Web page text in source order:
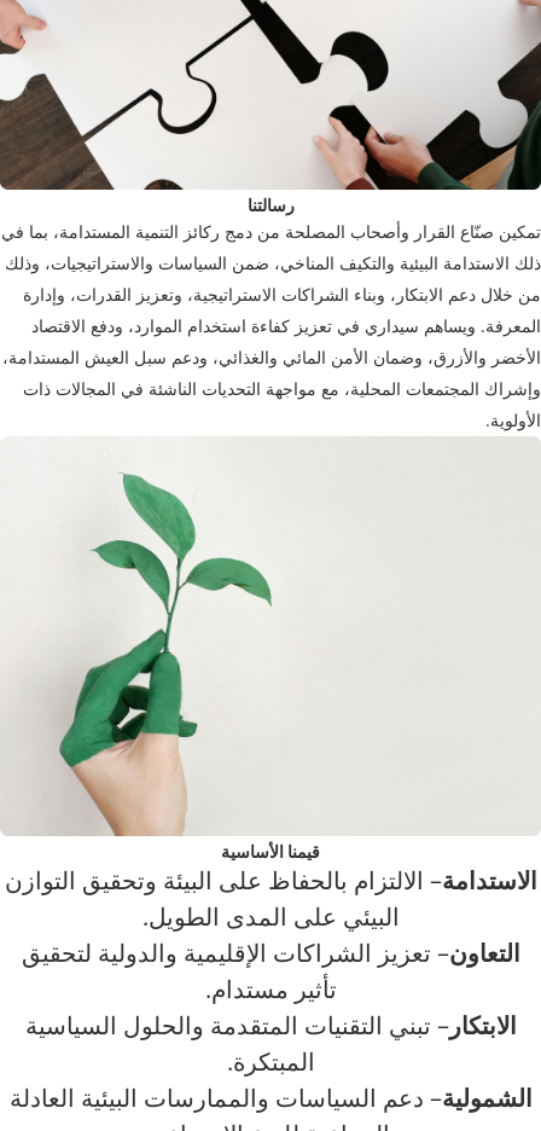
رسالتنا
تمكين صنّاع القرار وأصحاب المصلحة من دمج ركائز التنمية المستدامة، بما في
ذلك الاستدامة البيئية والتكيف المناخي، ضمن السياسات والاستراتيجيات، وذلك
من خلال دعم الابتكار، وبناء الشراكات الاستراتيجية، وتعزيز القدرات، وإدارة
المعرفة. ويساهم سيداري في تعزيز كفاءة استخدام الموارد، ودفع الاقتصاد
الأخضر والأزرق، وضمان الأمن المائي والغذائي، ودعم سبل العيش المستدامة،
وإشراك المجتمعات المحلية، مع مواجهة التحديات الناشئة في المجالات ذات
الأولوية.
قيمنا الأساسية
الاستدامة– الالتزام بالحفاظ على البيئة وتحقيق التوازن
البيئي على المدى الطويل.
التعاون– تعزيز الشراكات الإقليمية والدولية لتحقيق
تأثير مستدام.
الابتكار– تبني التقنيات المتقدمة والحلول السياسية
المبتكرة.
الشمولية– دعم السياسات والممارسات البيئية العادلة